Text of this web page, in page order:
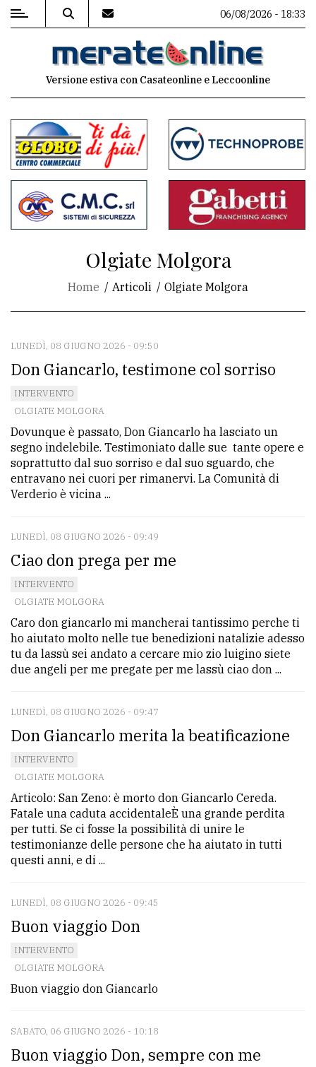
MENU
commenti
Contenuti
del
sito
CONTATTI
La
redazione
Scrivici
Per
la
tua
CERCA
Cerca
comune
Ricerca
avanzata
LE
ALTRE
PRIVACY
06/08/2026 - 18:33
Versione estiva con Casateonline e Leccoonline
Olgiate Molgora
Home Articoli Olgiate Molgora
LUNEDÌ, 08 GIUGNO 2026 - 09:50
Don Giancarlo, testimone col sorriso
INTERVENTO
OLGIATE MOLGORA
Dovunque è passato, Don Giancarlo ha lasciato un
segno indelebile. Testimoniato dalle sue tante opere e
soprattutto dal suo sorriso e dal suo sguardo, che
entravano nei cuori per rimanervi. La Comunità di
Verderio è vicina ...
LUNEDÌ, 08 GIUGNO 2026 - 09:49
Ciao don prega per me
INTERVENTO
OLGIATE MOLGORA
Caro don giancarlo mi mancherai tantissimo perche ti
ho aiutato molto nelle tue benedizioni natalizie adesso
tu da lassù sei andato a cercare mio zio luigino siete
due angeli per me pregate per me lassù ciao don ...
LUNEDÌ, 08 GIUGNO 2026 - 09:47
Don Giancarlo merita la beatificazione
INTERVENTO
OLGIATE MOLGORA
Articolo: San Zeno: è morto don Giancarlo Cereda.
Fatale una caduta accidentaleÈ una grande perdita
per tutti. Se ci fosse la possibilità di unire le
testimonianze delle persone che ha aiutato in tutti
questi anni, e di ...
LUNEDÌ, 08 GIUGNO 2026 - 09:45
Buon viaggio Don
INTERVENTO
OLGIATE MOLGORA
Buon viaggio don Giancarlo
SABATO, 06 GIUGNO 2026 - 10:18
Buon viaggio Don, sempre con me